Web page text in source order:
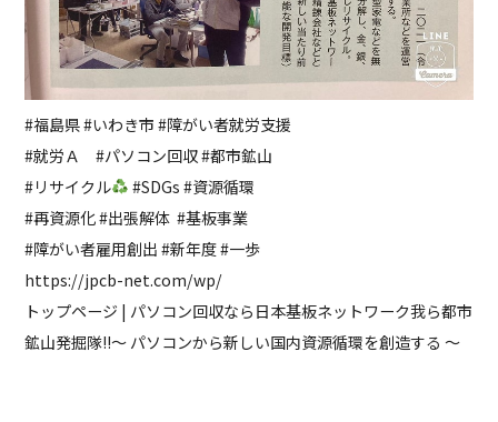
#福島県 #いわき市 #障がい者就労支援
#就労Ａ #パソコン回収 #都市鉱山
#リサイクル
#SDGs #資源循環
#再資源化 #出張解体 #基板事業
#障がい者雇用創出 #新年度 #一歩
https://jpcb-net.com/wp/
トップページ | パソコン回収なら日本基板ネットワーク我ら都市
鉱山発掘隊!!～ パソコンから新しい国内資源循環を創造する ～